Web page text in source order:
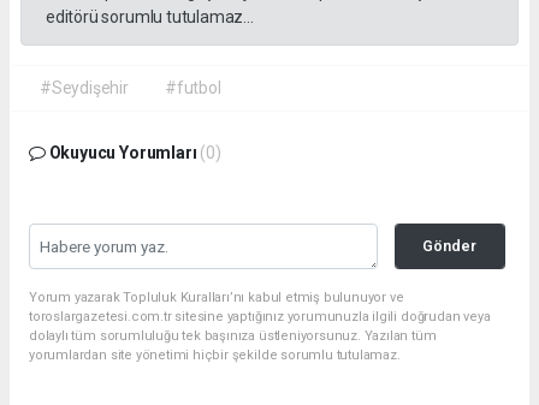
editörü sorumlu tutulamaz...
#Seydişehir #futbol
Okuyucu Yorumları (0)
Gönder
Yorum yazarak Topluluk Kuralları’nı kabul etmiş bulunuyor ve
toroslargazetesi.com.tr sitesine yaptığınız yorumunuzla ilgili doğrudan veya
dolaylı tüm sorumluluğu tek başınıza üstleniyorsunuz. Yazılan tüm
yorumlardan site yönetimi hiçbir şekilde sorumlu tutulamaz.